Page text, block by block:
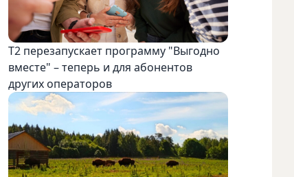
Т2 перезапускает программу "Выгодно
вместе" – теперь и для абонентов
других операторов